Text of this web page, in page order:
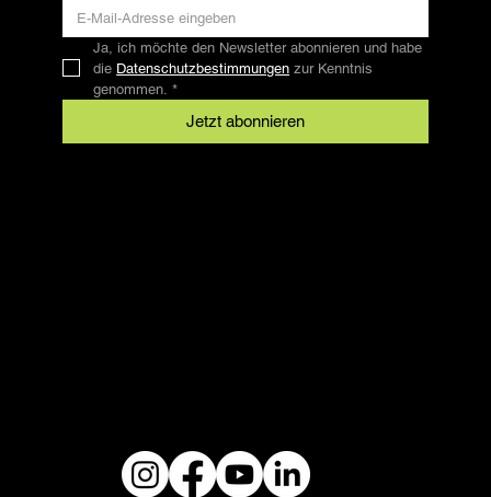
Ja, ich möchte den Newsletter abonnieren und habe
die Datenschutzbestimmungen zur Kenntnis
genommen. *
Jetzt abonnieren